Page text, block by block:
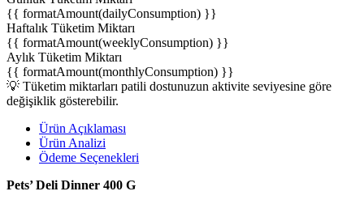
{{ formatAmount(dailyConsumption) }}
Haftalık Tüketim Miktarı
{{ formatAmount(weeklyConsumption) }}
Aylık Tüketim Miktarı
{{ formatAmount(monthlyConsumption) }}
💡 Tüketim miktarları patili dostunuzun aktivite seviyesine göre
değişiklik gösterebilir.
Ürün Açıklaması
Ürün Analizi
Ödeme Seçenekleri
Pets’ Deli Dinner 400 G